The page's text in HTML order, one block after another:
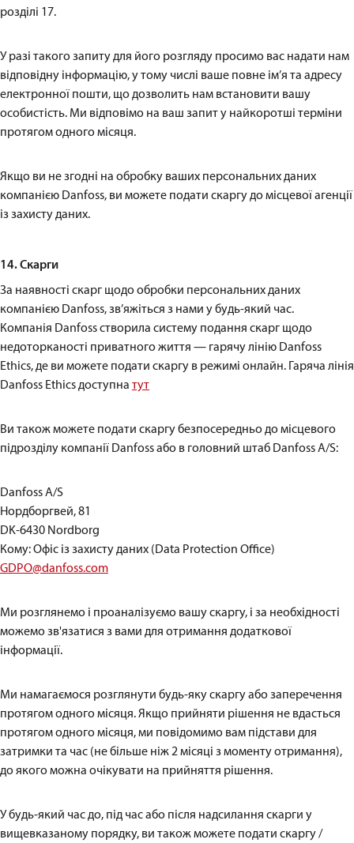
розділі 17.
У разі такого запиту для його розгляду просимо вас надати нам
відповідну інформацію, у тому числі ваше повне ім’я та адресу
електронної пошти, що дозволить нам встановити вашу
особистість. Ми відповімо на ваш запит у найкоротші терміни
протягом одного місяця.
Якщо ви не згодні на обробку ваших персональних даних
компанією Danfoss, ви можете подати скаргу до місцевої агенції
із захисту даних.
14. Скарги
За наявності скарг щодо обробки персональних даних
компанією Danfoss, зв’яжіться з нами у будь-який час.
Компанія Danfoss створила систему подання скарг щодо
недоторканості приватного життя — гарячу лінію Danfoss
Ethics, де ви можете подати скаргу в режимі онлайн. Гаряча лінія
Danfoss Ethics доступна тут
Ви також можете подати скаргу безпосередньо до місцевого
підрозділу компанії Danfoss або в головний штаб Danfoss A/S:
Danfoss A/S
Нордборгвей, 81
DK-6430 Nordborg
Кому: Офіс із захисту даних (Data Protection Office)
GDPO@danfoss.com
Ми розглянемо і проаналізуємо вашу скаргу, і за необхідності
можемо зв'язатися з вами для отримання додаткової
інформації.
Ми намагаємося розглянути будь-яку скаргу або заперечення
протягом одного місяця. Якщо прийняти рішення не вдасться
протягом одного місяця, ми повідомимо вам підстави для
затримки та час (не більше ніж 2 місяці з моменту отримання),
до якого можна очікувати на прийняття рішення.
У будь-який час до, під час або після надсилання скарги у
вищевказаному порядку, ви також можете подати скаргу /